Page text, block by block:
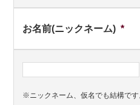
お名前(ニックネーム) *
※ニックネーム、仮名でも結構です